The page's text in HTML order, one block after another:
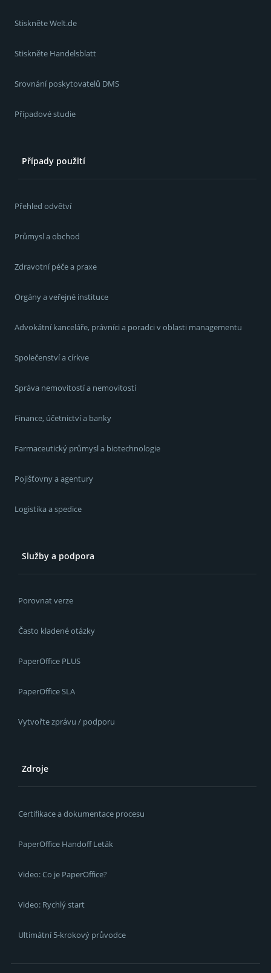
Stiskněte Welt.de
Stiskněte Handelsblatt
Srovnání poskytovatelů DMS
Případové studie
Případy použití
Přehled odvětví
Průmysl a obchod
Zdravotní péče a praxe
Orgány a veřejné instituce
Advokátní kanceláře, právníci a poradci v oblasti managementu
Společenství a církve
Správa nemovitostí a nemovitostí
Finance, účetnictví a banky
Farmaceutický průmysl a biotechnologie
Pojišťovny a agentury
Logistika a spedice
Služby a podpora
Porovnat verze
Často kladené otázky
PaperOffice PLUS
PaperOffice SLA
Vytvořte zprávu / podporu
Zdroje
Certifikace a dokumentace procesu
PaperOffice Handoff Leták
Video: Co je PaperOffice?
Video: Rychlý start
Ultimátní 5-krokový průvodce